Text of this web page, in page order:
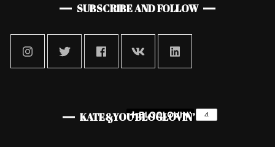
SUBSCRIBE AND FOLLOW
KATE&YOU BLOGLOVIN’